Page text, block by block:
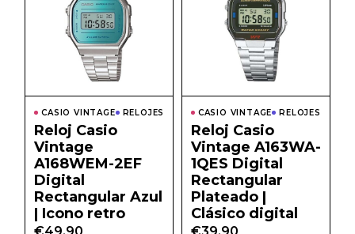
CASIO VINTAGE RELOJES
Reloj Casio
Vintage
A168WEM-2EF
Digital
Rectangular Azul
| Icono retro
CASIO VINTAGE RELOJES
Reloj Casio
Vintage A163WA-
1QES Digital
Rectangular
Plateado |
Clásico digital